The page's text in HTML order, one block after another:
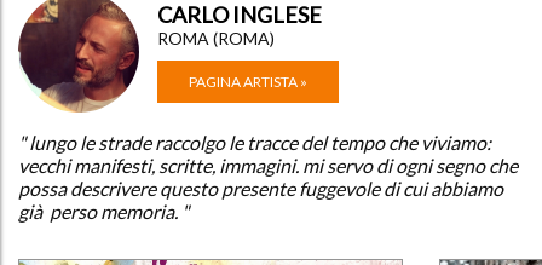
CARLO INGLESE
ROMA (ROMA)
PAGINA ARTISTA »
" lungo le strade raccolgo le tracce del tempo che viviamo:
vecchi manifesti, scritte, immagini. mi servo di ogni segno che
possa descrivere questo presente fuggevole di cui abbiamo
già perso memoria. "